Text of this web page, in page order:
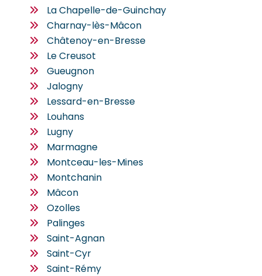
La Chapelle-de-Guinchay
Charnay-lès-Mâcon
Châtenoy-en-Bresse
Le Creusot
Gueugnon
Jalogny
Lessard-en-Bresse
Louhans
Lugny
Marmagne
Montceau-les-Mines
Montchanin
Mâcon
Ozolles
Palinges
Saint-Agnan
Saint-Cyr
Saint-Rémy